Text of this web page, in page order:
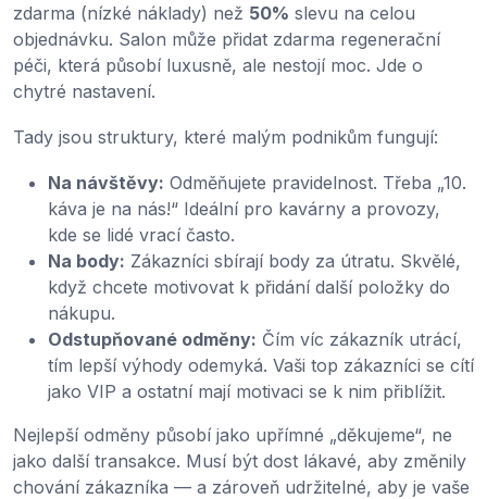
zdarma (nízké náklady) než 50% slevu na celou
objednávku. Salon může přidat zdarma regenerační
péči, která působí luxusně, ale nestojí moc. Jde o
chytré nastavení.
Tady jsou struktury, které malým podnikům fungují:
Na návštěvy: Odměňujete pravidelnost. Třeba „10.
káva je na nás!“ Ideální pro kavárny a provozy,
kde se lidé vrací často.
Na body: Zákazníci sbírají body za útratu. Skvělé,
když chcete motivovat k přidání další položky do
nákupu.
Odstupňované odměny: Čím víc zákazník utrácí,
tím lepší výhody odemyká. Vaši top zákazníci se cítí
jako VIP a ostatní mají motivaci se k nim přiblížit.
Nejlepší odměny působí jako upřímné „děkujeme“, ne
jako další transakce. Musí být dost lákavé, aby změnily
chování zákazníka — a zároveň udržitelné, aby je vaše